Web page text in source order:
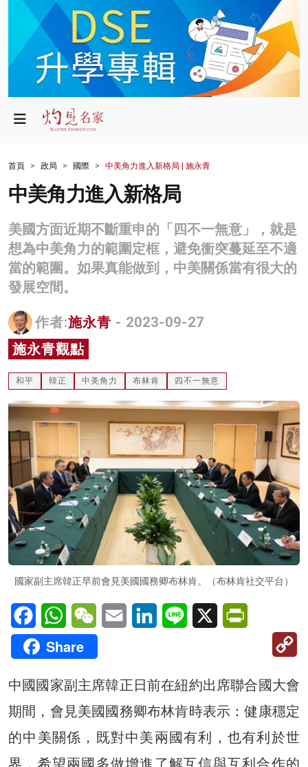
政局
財經
生活
商業
科技
名家榜
灼見活動
關於我們
首頁 政局 國際 中美角力進入新格局 | 施永青
中美角力進入新格局
美國方面近期不斷重申的「四不一無意」，就是
想為中美角力的範圍定框，避免衝突蔓延至不適
當的範圍。如果真能做到，中美關係當有很大的
發展空間。
作者:施永青 - 2023-09-27
施永青觀點
和平 韓正 中美角力 布林肯 四不一無意
國家副主席韓正早前會見美國國務卿布林肯。（布林肯社交平台）
FacebookWhatsAppWeChatEmail LinkedInLine X
Share
中國國家副主席韓正日前在紐約出席聯合國大會
期間，會見美國國務卿布林肯時表示：健康穩定
的中美關係，既對中美兩國有利，也有利於世
界，希望兩國多做增進了解互信與互利合作的